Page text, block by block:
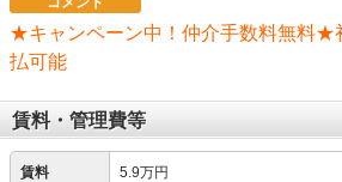
★キャンペーン中！仲介手数料無料★
払可能
賃料・管理費等
賃料 5.9万円